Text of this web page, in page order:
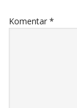
Komentar *